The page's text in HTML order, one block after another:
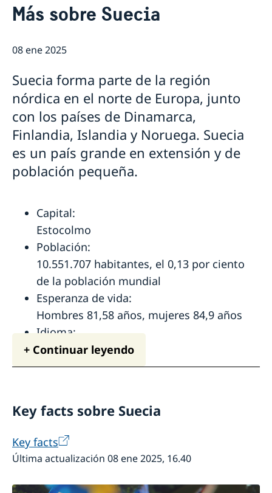
Sobre nosotros
Reglamento General de Protección de Datos (RGPD)
Actualidad
Calendario
Lista Aranceles
Más sobre Suecia
08 ene 2025
Suecia forma parte de la región
nórdica en el norte de Europa, junto
con los países de Dinamarca,
Finlandia, Islandia y Noruega. Suecia
es un país grande en extensión y de
población pequeña.
Capital:
Estocolmo
Población:
10.551.707 habitantes, el 0,13 por ciento
de la población mundial
Esperanza de vida:
Hombres 81,58 años, mujeres 84,9 años
Idioma:
Sueco (idioma principal); y cinco idiomas
minoritarios oficiales: sami, finlandés,
Religión:
La Iglesia de Suecia es evangélica luterana,
pero también hay muchas otras religiones
Fiesta nacional:
+ Continuar leyendo
Key facts sobre Suecia
Key facts
Última actualización 08 ene 2025, 16.40